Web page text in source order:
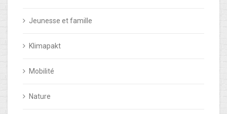
Jeunesse et famille
Klimapakt
Mobilité
Nature